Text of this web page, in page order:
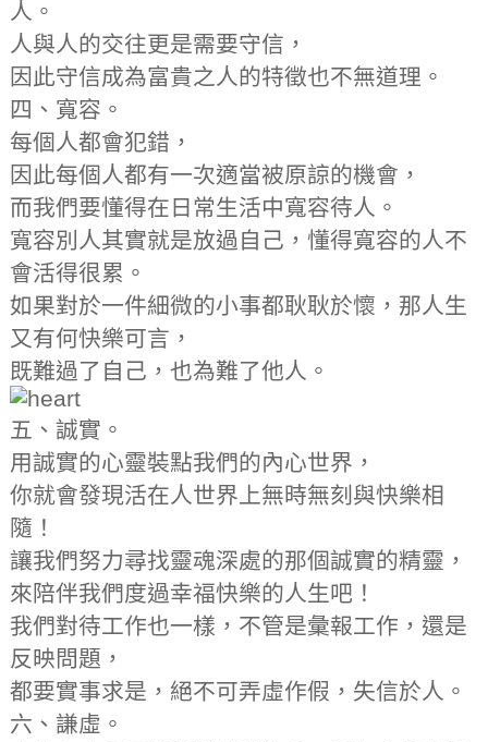
人。
人與人的交往更是需要守信，
因此守信成為富貴之人的特徵也不無道理。
四、寬容。
每個人都會犯錯，
因此每個人都有一次適當被原諒的機會，
而我們要懂得在日常生活中寬容待人。
寬容別人其實就是放過自己，懂得寬容的人不
會活得很累。
如果對於一件細微的小事都耿耿於懷，那人生
又有何快樂可言，
既難過了自己，也為難了他人。
五、誠實。
用誠實的心靈裝點我們的內心世界，
你就會發現活在人世界上無時無刻與快樂相
隨！
讓我們努力尋找靈魂深處的那個誠實的精靈，
來陪伴我們度過幸福快樂的人生吧！
我們對待工作也一樣，不管是彙報工作，還是
反映問題，
都要實事求是，絕不可弄虛作假，失信於人。
六、謙虛。